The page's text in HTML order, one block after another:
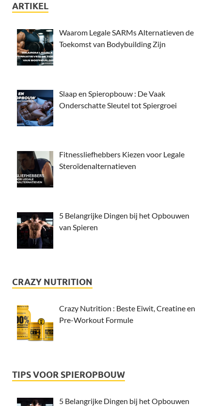
ARTIKEL
Waarom Legale SARMs Alternatieven de
Toekomst van Bodybuilding Zijn
Slaap en Spieropbouw : De Vaak
Onderschatte Sleutel tot Spiergroei
Fitnessliefhebbers Kiezen voor Legale
Steroïdenalternatieven
5 Belangrijke Dingen bij het Opbouwen
van Spieren
CRAZY NUTRITION
Crazy Nutrition : Beste Eiwit, Creatine en
Pre-Workout Formule
TIPS VOOR SPIEROPBOUW
5 Belangrijke Dingen bij het Opbouwen